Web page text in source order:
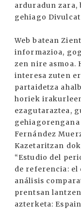
arduradun zara,
gehiago
Web batean
informazioa,
zen nire asmoa.
interesa zuten
partaidetza
horiek
ezagutaraztea,
Fernández
Kazetaritzan
“Estudio del
de referencia: el
análisis
prentsan
azterketa: